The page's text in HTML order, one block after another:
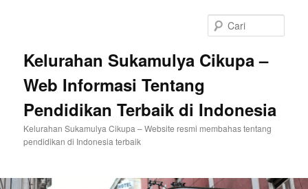
Kelurahan Sukamulya Cikupa –
Web Informasi Tentang
Pendidikan Terbaik di Indonesia
Kelurahan Sukamulya Cikupa – Website resmi membahas tentang
pendidikan di Indonesia terbaik